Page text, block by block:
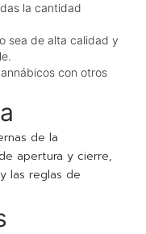
la cantidad
sea de alta calidad y
con otros
de la
apertura y cierre,
las reglas de